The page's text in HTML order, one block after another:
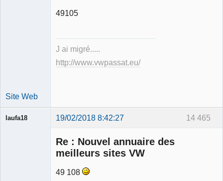
49105
J ai migré.....
http://www.vwpassat.eu/
Site Web
14 465
laufa18 19/02/2018 8:42:27
Re : Nouvel annuaire des
meilleurs sites VW
49 108